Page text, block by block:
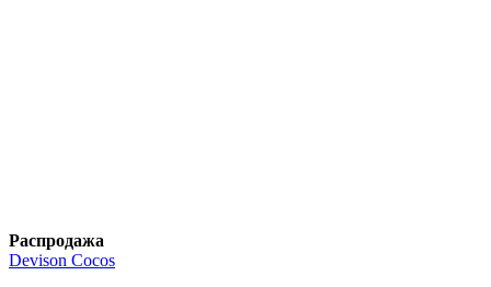
Распродажа
Devison Cocos